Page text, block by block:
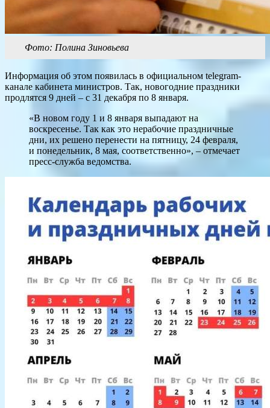
Фото: Полина Зиновьева
Информация об этом появилась в официальном telegram-
канале кабинета министров. Так, новогодние праздники
продлятся 9 дней – с 31 декабря по 8 января.
«В новом году 1 и 8 января выпадают на
воскресенье. Так как это нерабочие праздничные
дни, их решено перенести на пятницу, 24 февраля,
и понедельник, 8 мая, соответственно», – отмечает
пресс-служба ведомства.